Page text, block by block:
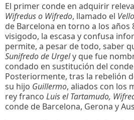
El primer conde en adquirir
Wifredus o Wifredo, llamado el
de Barcelona en torno a los años
visigodo, la escasa y confusa
permite, a pesar de todo, saber
Sunifredo de Urgely que fue
condado en sustitución del conde
Posteriormente, tras la rebelión
su hijo Guillermo, aliados con los
rey franco Luis el Tartamudo,
conde de Barcelona, Gerona y